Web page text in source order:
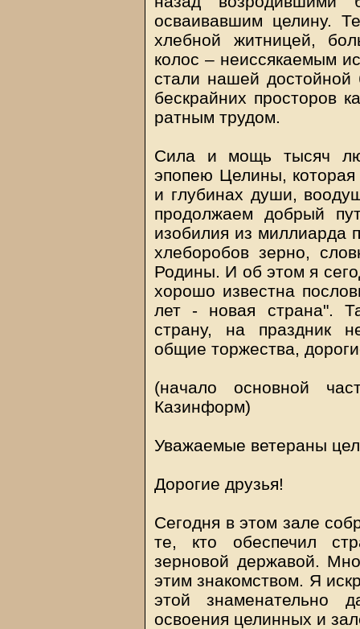
осваивавшим целину.
хлебной житницей,
колос – неиссякаемым
стали нашей
бескрайних просторов
ратным трудом.
Сила и мощь тысяч
эпопею Целины, которая
и глубинах души,
продолжаем добрый
изобилия из миллиарда
хлеборобов зерно,
Родины. И об этом я
хорошо известна
лет - новая страна".
страну, на праздник
общие торжества,
(начало основной
Казинформ)
Уважаемые ветераны
Дорогие друзья!
Сегодня в этом зале
те, кто обеспечил
зерновой державой.
этим знакомством. Я
этой знаменательно
освоения целинных и